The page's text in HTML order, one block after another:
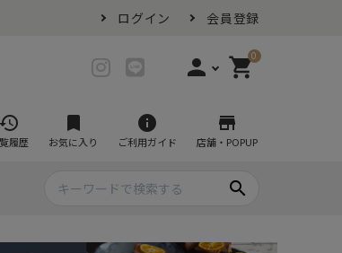
ログイン 会員登録
person
ログイン
0
shopping_cart
耐熱皿・その他食器
- グラタン皿
history
履歴
bookmark
お気に入り
info
ご利用ガイド
store
店舗・POPUP
search